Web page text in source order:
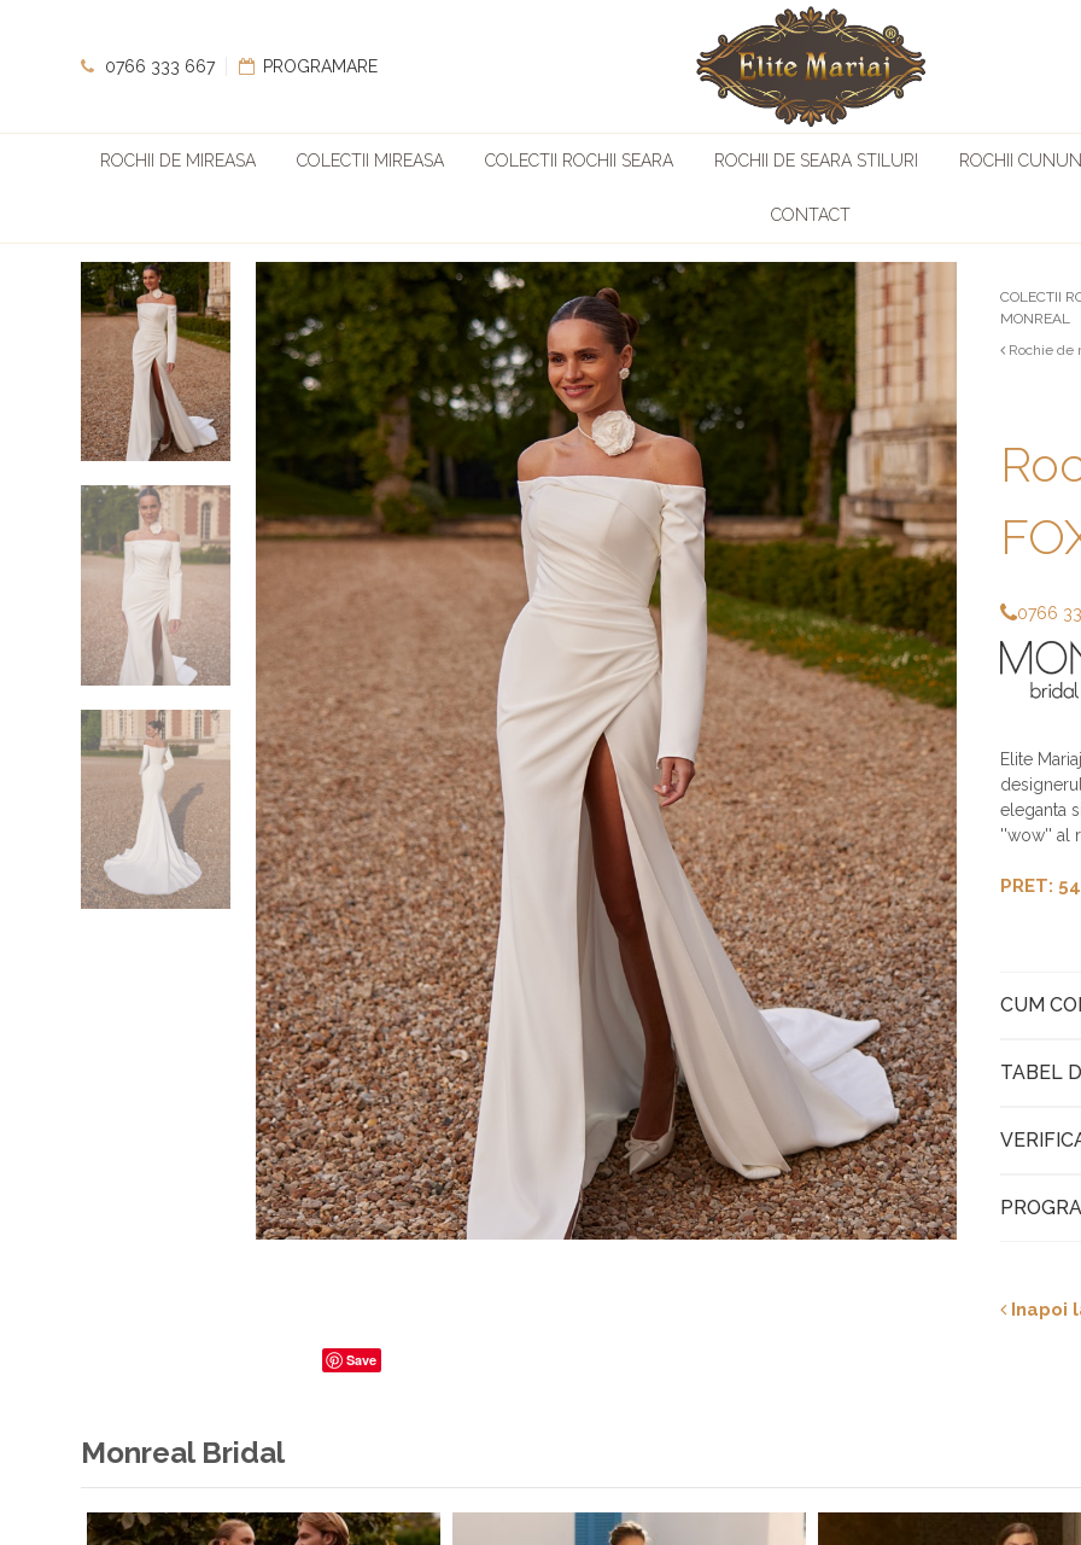
0766 333 667 PROGRAMARE
ROCHII DE MIREASA COLECTII MIREASA COLECTII ROCHII SEARA ROCHII DE SEARA STILURI ROCHII
CONTACT
COLECTII
MONREAL
Rochie de
0766
Elite
eleganta
''wow'' al
PRET:
CUM
TABEL
Inapoi
Save
Monreal Bridal